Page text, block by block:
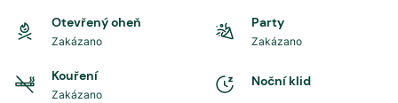
Otevřený oheň
Zakázano
Party
Zakázano
Kouření
Zakázano
Noční klid